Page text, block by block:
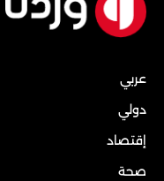
عربي
دولي
إقتصاد
صحة